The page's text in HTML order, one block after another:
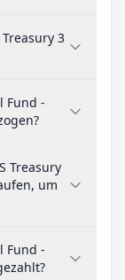
3
Fund -
Treasury
um
Fund -